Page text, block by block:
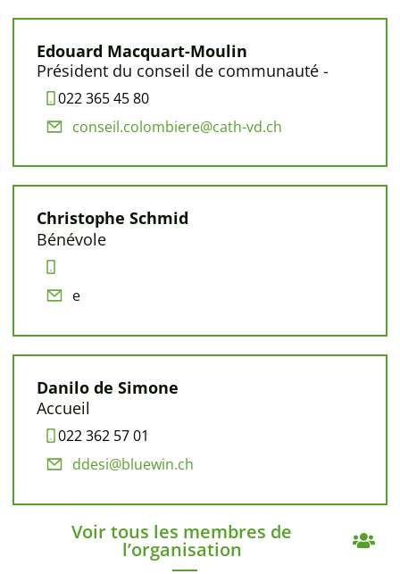
Edouard Macquart-Moulin
Président du conseil de communauté -
022 365 45 80
conseil.colombiere@cath-vd.ch
Christophe Schmid
Bénévole
e
Danilo de Simone
Accueil
022 362 57 01
ddesi@bluewin.ch
Voir tous les membres de
l’organisation